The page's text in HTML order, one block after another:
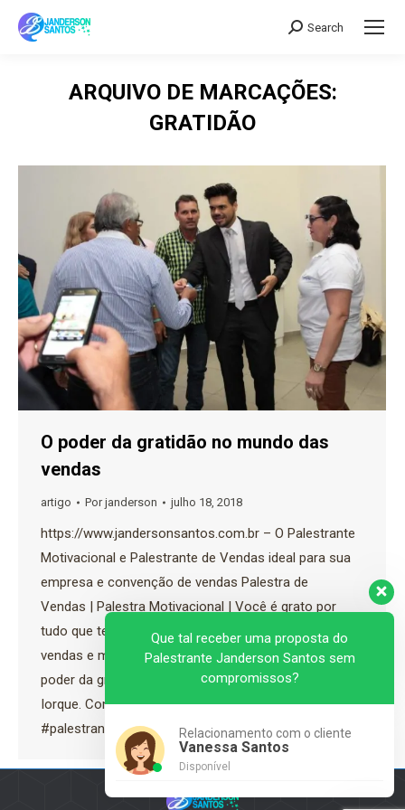
Search:
Search
ARQUIVO DE MARCAÇÕES:
GRATIDÃO
O poder da gratidão no mundo das
vendas
artigo Porjanderson julho 18, 2018
https://www.jandersonsantos.com.br – O Palestrante
Motivacional e Palestrante de Vendas ideal para sua
empresa e convenção de vendas Palestra de
Vendas | Palestra Motivacional | Você é grato por
tudo que tem hoje? Nesse vídeo o palestrante de
vendas e motivação Janderson Santos fala sobre o
poder da gratidão. O vídeo foi gravado em Nova
Iorque. Confira #jandersonsantos
#palestrantedevendas #palestrantemotivacional…
Que tal receber uma proposta do
Palestrante Janderson Santos sem
compromissos?
Relacionamento com o cliente
Vanessa Santos
Disponível